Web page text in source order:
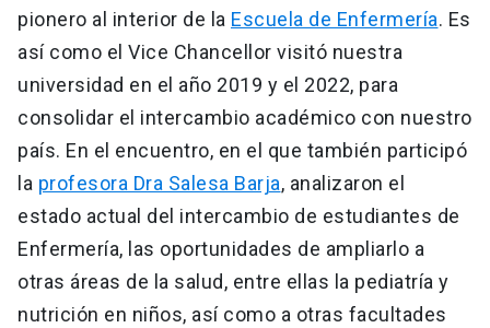
pionero al interior de la Escuela de Enfermería. Es
así como el Vice Chancellor visitó nuestra
universidad en el año 2019 y el 2022, para
consolidar el intercambio académico con nuestro
país. En el encuentro, en el que también participó
la profesora Dra Salesa Barja, analizaron el
estado actual del intercambio de estudiantes de
Enfermería, las oportunidades de ampliarlo a
otras áreas de la salud, entre ellas la pediatría y
nutrición en niños, así como a otras facultades